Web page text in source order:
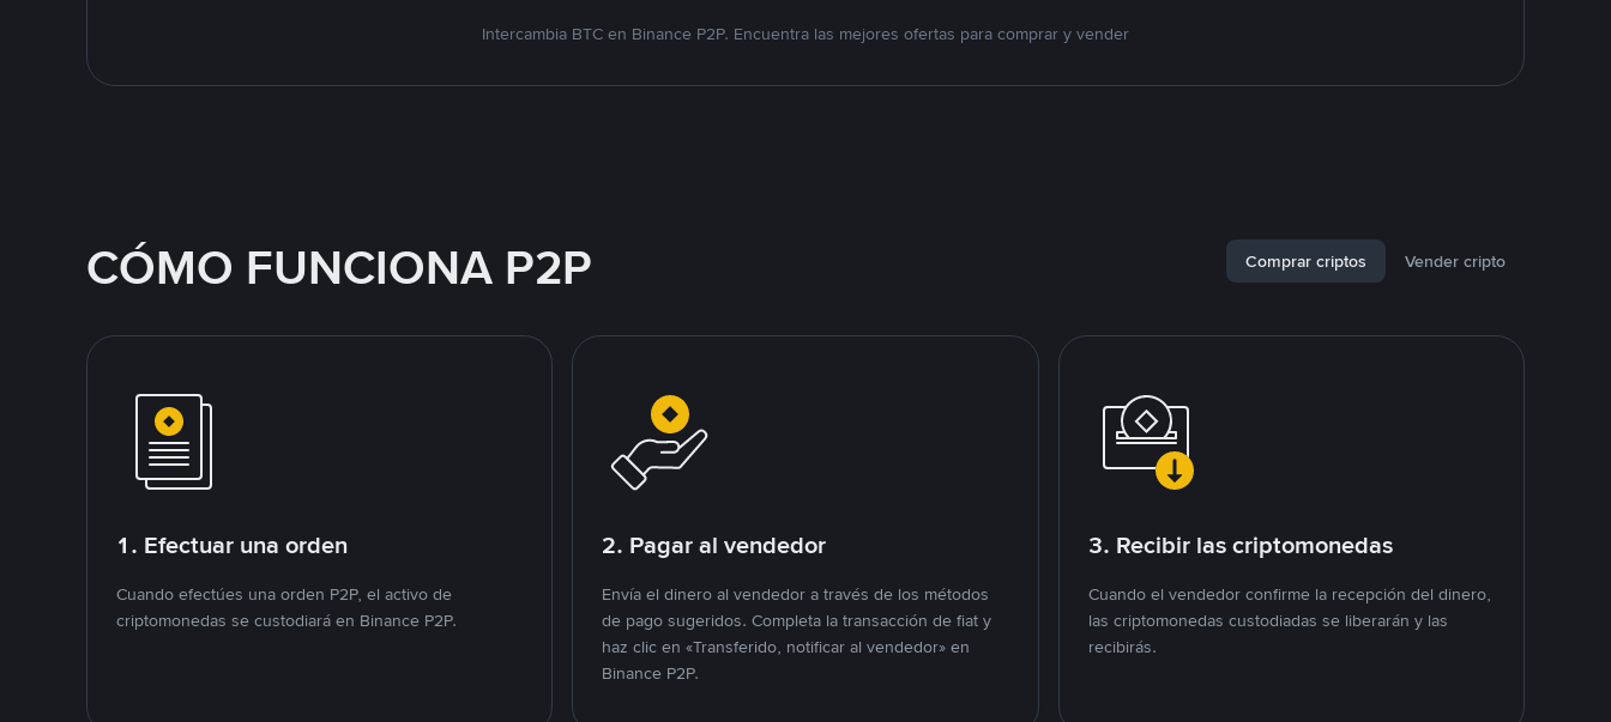
Intercambia BTC en Binance P2P. Encuentra las mejores ofertas para comprar y vender
CÓMO FUNCIONA P2P Comprar criptos Vender cripto
1. Efectuar una orden
Cuando efectúes una orden P2P, el activo de
criptomonedas se custodiará en Binance P2P.
2. Pagar al vendedor
Envía el dinero al vendedor a través de los métodos
de pago sugeridos. Completa la transacción de fiat y
haz clic en «Transferido, notificar al vendedor» en
Binance P2P.
3. Recibir las criptomonedas
Cuando el vendedor confirme la recepción del dinero,
las criptomonedas custodiadas se liberarán y las
recibirás.